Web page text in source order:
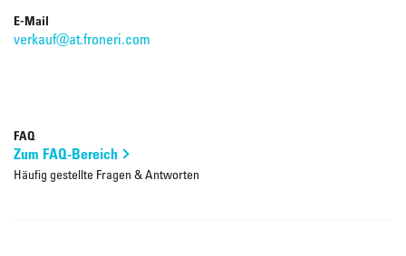
E-Mail
verkauf@at.froneri.com
FAQ
Zum FAQ-Bereich
Häufig gestellte Fragen & Antworten